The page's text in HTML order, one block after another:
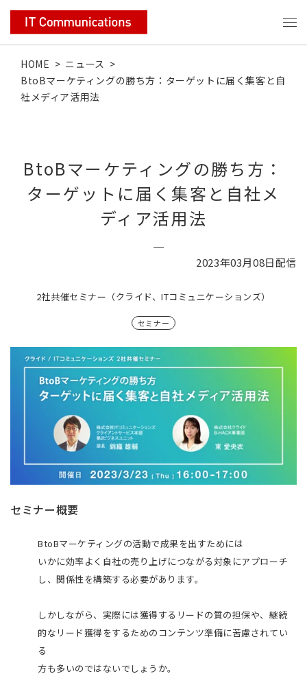
HOME > ニュース >
BtoBマーケティングの勝ち方：ターゲットに届く集客と自
社メディア活用法
BtoBマーケティングの勝ち方：
ターゲットに届く集客と自社メ
ディア活用法
2023年03月08日配信
2社共催セミナー（クライド、ITコミュニケーションズ）
セミナー
セミナー概要
BtoBマーケティングの活動で成果を出すためには
いかに効率よく自社の売り上げにつながる対象にアプローチ
し、関係性を構築する必要があります。
しかしながら、実際には獲得するリードの質の担保や、継続
的なリード獲得をするためのコンテンツ準備に苦慮されてい
る
方も多いのではないでしょうか。